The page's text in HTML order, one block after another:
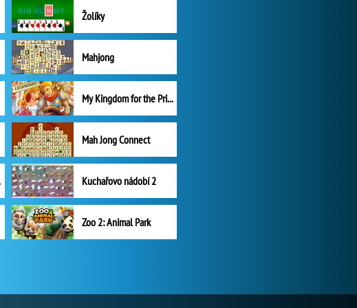
Žolíky
Mahjong
My Kingdom for the Princess Plná verze
Mah Jong Connect
II Kuchařovo nádobí 2
Zoo 2: Animal Park